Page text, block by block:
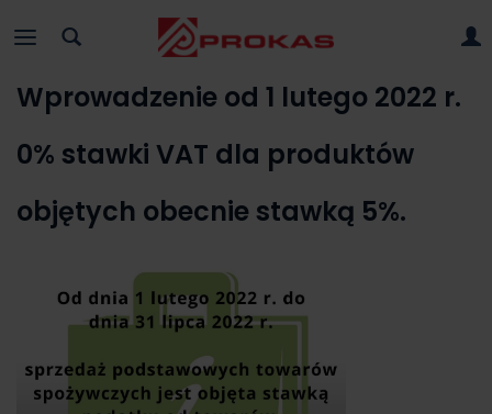
Wprowadzenie od 1 lutego 2022 r.
0% stawki VAT dla produktów
objętych obecnie stawką 5%.